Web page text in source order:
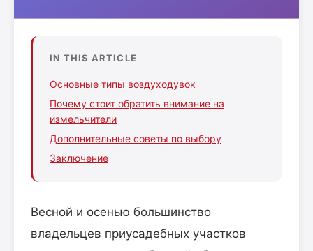
IN THIS ARTICLE
Основные типы воздуходувок
Почему стоит обратить внимание на
измельчители
Дополнительные советы по выбору
Заключение
Весной и осенью большинство
владельцев приусадебных участков